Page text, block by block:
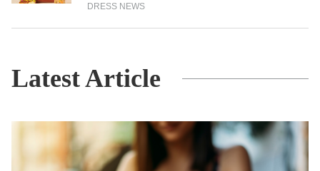
DRESS NEWS
Latest Article